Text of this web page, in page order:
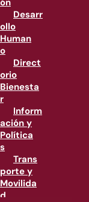
ón
Desarr
ollo
Human
o
Direct
orio
Bienesta
r
Inform
ación y
Política
s
Trans
porte y
Movilida
d